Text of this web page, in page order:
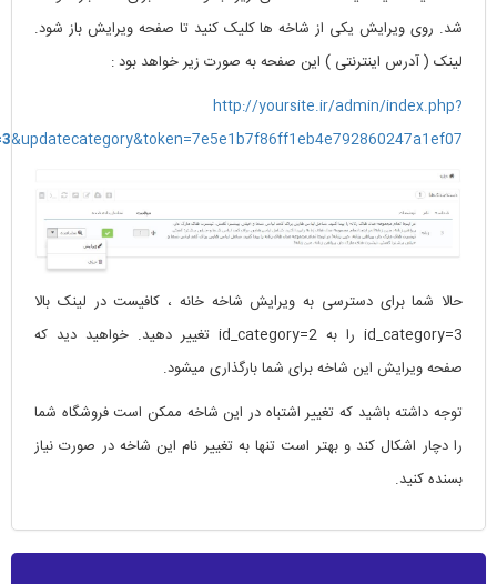
شد. روی ویرایش یکی از شاخه ها کلیک کنید تا صفحه ویرایش باز شود.
لینک ( آدرس اینترنتی ) این صفحه به صورت زیر خواهد بود :
http://yoursite.ir/admin/index.php?
&updatecategory&token=7e5e1b7f86ff1eb4e792860247a1ef07
حالا شما برای دسترسی به ویرایش شاخه خانه ، کافیست در لینک بالا
id_category=3 را به id_category=2 تغییر دهید. خواهید دید که
صفحه ویرایش این شاخه برای شما بارگذاری میشود.
توجه داشته باشید که تغییر اشتباه در این شاخه ممکن است فروشگاه شما
را دچار اشکال کند و بهتر است تنها به تغییر نام این شاخه در صورت نیاز
بسنده کنید.